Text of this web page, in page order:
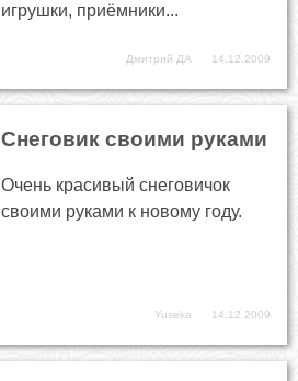
игрушки, приёмники...
Дмитрий ДА 14.12.2009
Снеговик своими руками
Очень красивый снеговичок
своими руками к новому году.
Yuseka 14.12.2009